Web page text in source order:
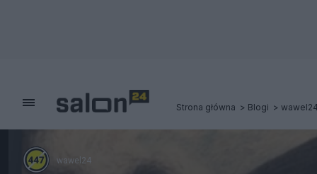
Strona główna Blogi
wawel24